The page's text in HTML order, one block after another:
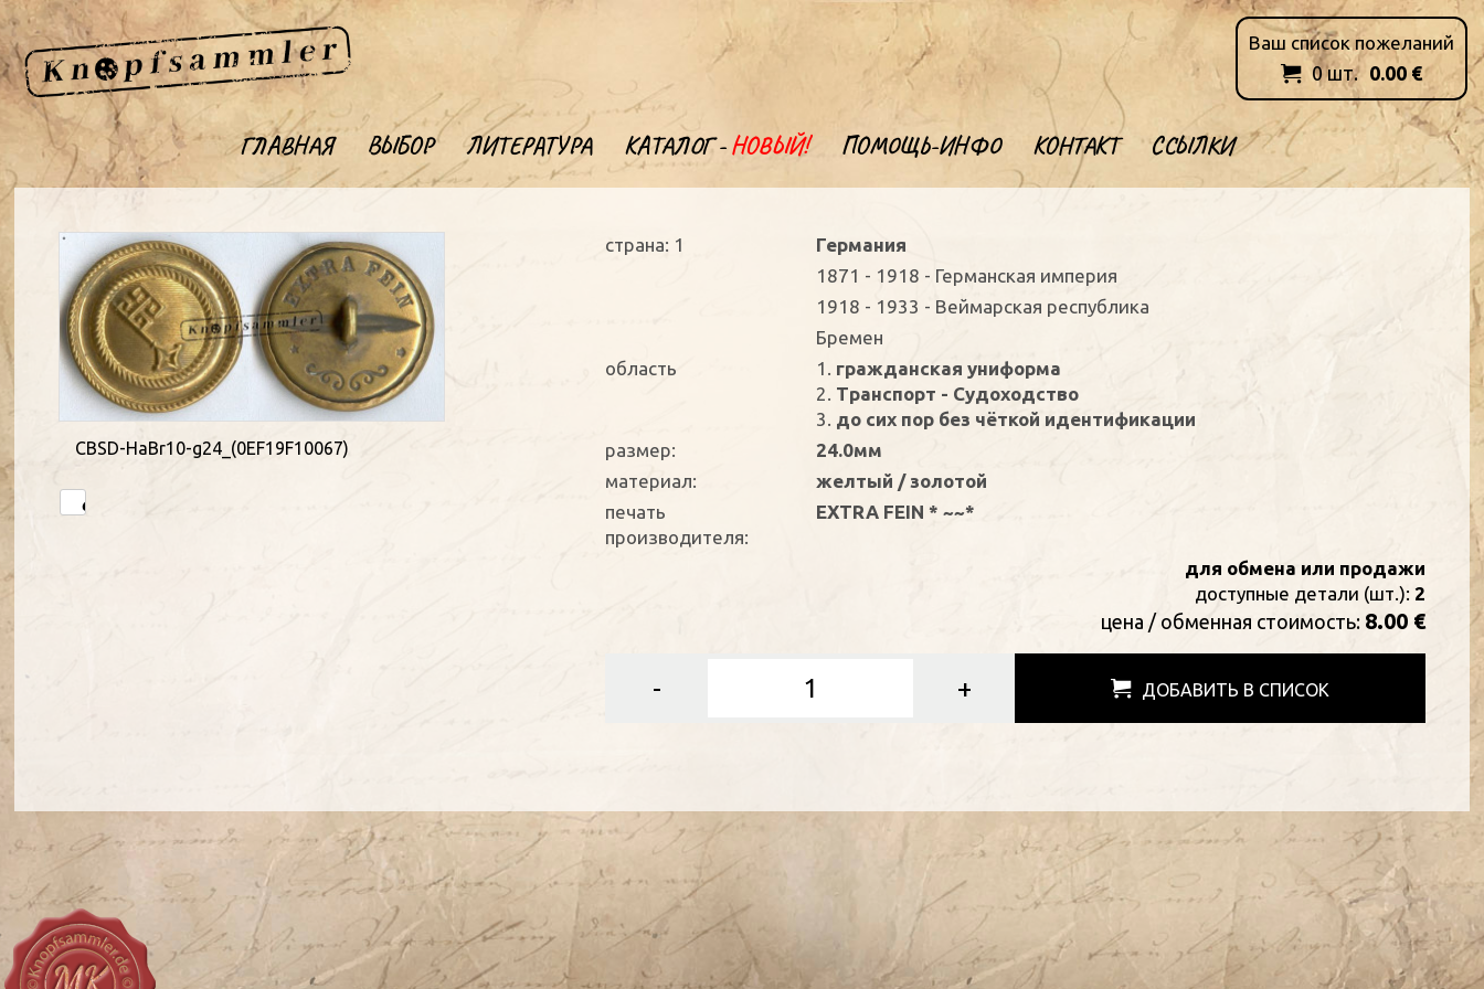
ГЛАВНАЯ ВЫБОР ЛИТЕРАТУРА КАТАЛОГ -НОВЫЙ! ПОМОЩЬ-ИНФО КОНТАКТ ССЫЛКИ
Ваш список пожеланий
 0шт. 0.00 €
CBSD-HaBr10-g24_(0EF19F10067)
страна: 1
Германия
1871 - 1918 - Германская империя
1918 - 1933 - Веймарская республика
Бремен
oбласть
1. гражданская униформа
2. Транспорт - Судоходство
3. до сих пор без чёткой идентификации
размер:
24.0мм
материал:
желтый / золотой
печать
производителя:
EXTRA FEIN * ~~*
для обмена или продажи
доступные детали (шт.): 2
цена / oбменная стоимость: 8.00 €
- + ДОБАВИТЬ В СПИСОК